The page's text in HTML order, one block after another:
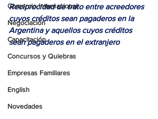
Comercio Internacional
Negociación
Capacitación
Concursos y Quiebras
Empresas Familiares
English
Novedades
Reciprocidad de trato entre acreedores
cuyos créditos sean pagaderos en la
Argentina y aquellos cuyos créditos
sean pagaderos en el extranjero